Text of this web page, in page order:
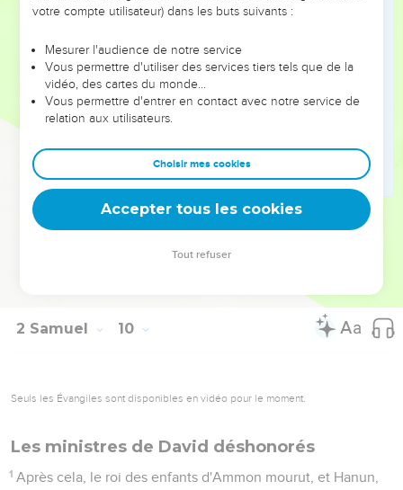
serviteurs, et tu en recueilleras les fruits, afin que le fils de
ton maître, mangera toujours à ma table. Or Tsiba avait
quinze fils et vingt serviteurs.
Et Tsiba dit au roi : Ton serviteur fera tout ce que le roi,
mon seigneur, commande à son serviteur. Et Méphibosheth,
dit le roi, mangera à ma table comme un des fils du roi.
Or Méphibosheth avait un jeune fils, nommé Mica ; et tous
ceux qui demeuraient dans la maison de Tsiba étaient
serviteurs de Méphibosheth.
Et Méphibosheth demeurait à Jérusalem, parce qu'il
2 Samuel 10
Seuls les Évangiles sont disponibles en vidéo pour le moment.
Les ministres de David déshonorés
1 Après cela, le roi des enfants d'Ammon mourut, et Hanun,
votre compte utilisateur) dans les buts suivants :
Mesurer l'audience de notre service
Vous permettre d'utiliser des services tiers tels que de la
vidéo, des cartes du monde…
Vous permettre d'entrer en contact avec notre service de
relation aux utilisateurs.
Choisir mes cookies
Accepter tous les cookies
Tout refuser